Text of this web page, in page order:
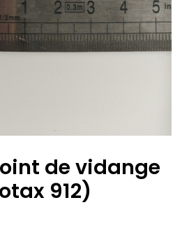
de vidange
912)